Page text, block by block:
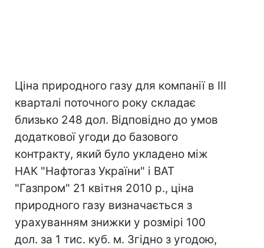
Ціна природного газу для компанії в III
кварталі поточного року складає
близько 248 дол. Відповідно до умов
додаткової угоди до базового
контракту, який було укладено між
НАК "Нафтогаз України" і ВАТ
"Газпром" 21 квітня 2010 р., ціна
природного газу визначається з
урахуванням знижки у розмірі 100
дол. за 1 тис. куб. м. Згідно з угодою,